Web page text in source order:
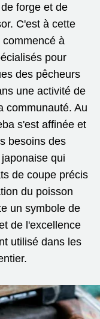
forge et de
C'est à cette
à
pour
des pêcheurs
une activité de
communauté. Au
s'est affinée et
besoins des
qui
de coupe précis
du poisson
un symbole de
de l'excellence
utilisé dans les